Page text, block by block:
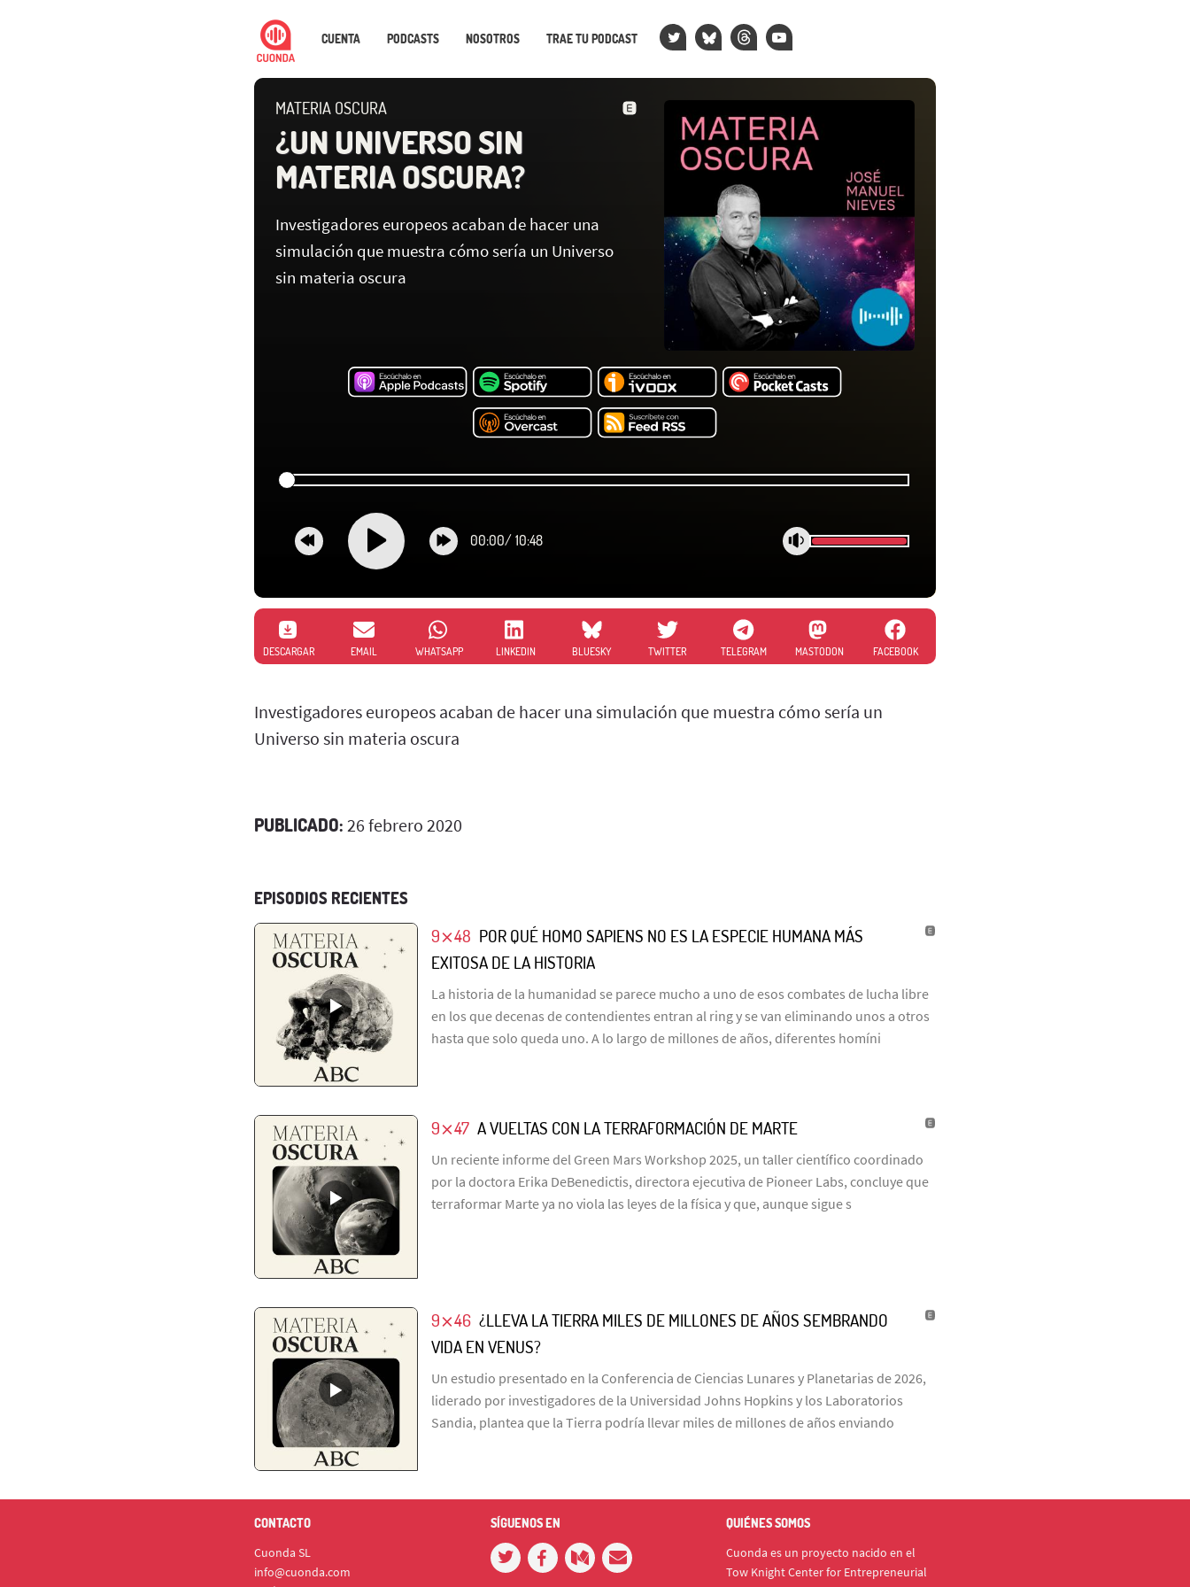
CUENTA PODCASTS NOSOTROS TRAE TU PODCAST
MATERIA OSCURA
¿UN UNIVERSO SIN
MATERIA OSCURA?
Investigadores europeos acaban de hacer una
simulación que muestra cómo sería un Universo
sin materia oscura
00:00/ 10:48
DESCARGAR EMAIL WHATSAPP LINKEDIN BLUESKY TWITTER TELEGRAM MASTODON FACEBOOK
Investigadores europeos acaban de hacer una simulación que muestra cómo sería un
Universo sin materia oscura
PUBLICADO: 26 febrero 2020
EPISODIOS RECIENTES
9⨯48 POR QUÉ HOMO SAPIENS NO ES LA ESPECIE HUMANA MÁS
EXITOSA DE LA HISTORIA
La historia de la humanidad se parece mucho a uno de esos combates de lucha libre
en los que decenas de contendientes entran al ring y se van eliminando unos a otros
hasta que solo queda uno. A lo largo de millones de años, diferentes homíni
9⨯47 A VUELTAS CON LA TERRAFORMACIÓN DE MARTE
Un reciente informe del Green Mars Workshop 2025, un taller científico coordinado
por la doctora Erika DeBenedictis, directora ejecutiva de Pioneer Labs, concluye que
terraformar Marte ya no viola las leyes de la física y que, aunque sigue s
9⨯46 ¿LLEVA LA TIERRA MILES DE MILLONES DE AÑOS SEMBRANDO
VIDA EN VENUS?
Un estudio presentado en la Conferencia de Ciencias Lunares y Planetarias de 2026,
liderado por investigadores de la Universidad Johns Hopkins y los Laboratorios
Sandia, plantea que la Tierra podría llevar miles de millones de años enviando
CONTACTO
Cuonda SL
info@cuonda.com
SÍGUENOS EN QUIÉNES SOMOS
Cuonda es un proyecto nacido en el
Tow Knight Center for Entrepreneurial